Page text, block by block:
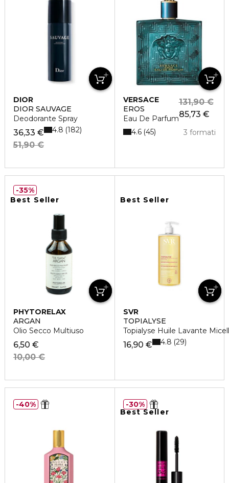
DIOR
DIOR SAUVAGE
Deodorante Spray
36,33 €
51,90 €
4.8 182
VERSACE
EROS
Eau De Parfum85,73 €
131,90 €
3 formati
4.6 45
Best Seller
PHYTORELAX
ARGAN
Olio Secco Multiuso
6,50 €
10,00 €
35%
Best Seller
SVR
TOPIALYSE
Topialyse Huile Lavante
16,90 € 4.8 29
40%
Best Seller
30%